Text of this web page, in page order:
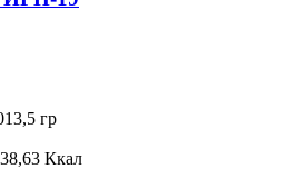
гр
Ккал